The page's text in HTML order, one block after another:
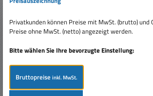
Batterietester mit LCD-Display für
Fotobatterien sowie alle gängigen
Privatkunden können Preise mit MwSt. (brutto) und
Preise ohne MwSt. (netto) angezeigt werden.
Bitte wählen Sie Ihre bevorzugte Einstellung:
Bruttopreiseinkl. MwSt.